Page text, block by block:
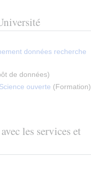
données recherche
de données)
ouverte (Formation)
les services et